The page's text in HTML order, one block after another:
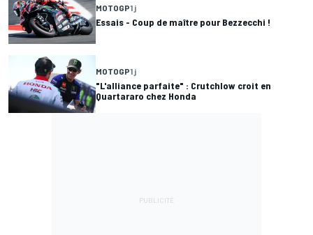
MOTOGP1 j
Essais - Coup de maître pour Bezzecchi !
MOTOGP1 j
"L'alliance parfaite" : Crutchlow croit en
Quartararo chez Honda